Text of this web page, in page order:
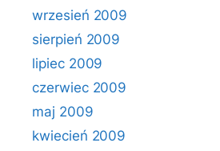
wrzesień 2009
sierpień 2009
lipiec 2009
czerwiec 2009
maj 2009
kwiecień 2009